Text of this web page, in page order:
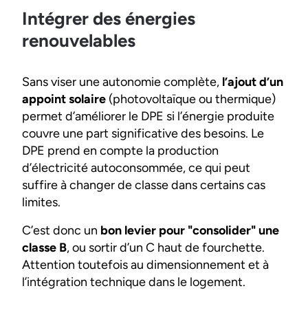
Intégrer des énergies
renouvelables
Sans viser une autonomie complète, l’ajout d’un
appoint solaire (photovoltaïque ou thermique)
permet d’améliorer le DPE si l’énergie produite
couvre une part significative des besoins. Le
DPE prend en compte la production
d’électricité autoconsommée, ce qui peut
suffire à changer de classe dans certains cas
limites.
C’est donc un bon levier pour "consolider" une
classe B, ou sortir d’un C haut de fourchette.
Attention toutefois au dimensionnement et à
l’intégration technique dans le logement.